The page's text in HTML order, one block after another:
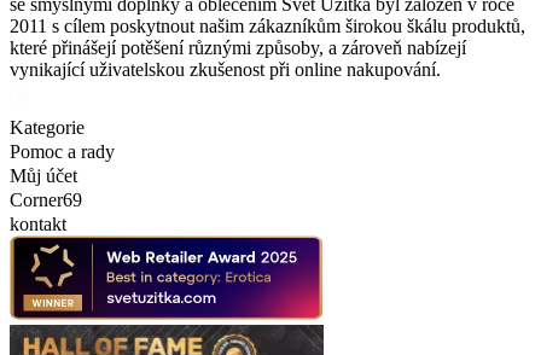
se smyslnými doplňky a oblečením Svet Užitka byl založen v roce
2011 s cílem poskytnout našim zákazníkům širokou škálu produktů,
které přinášejí potěšení různými způsoby, a zároveň nabízejí
vynikající uživatelskou zkušenost při online nakupování.
Kategorie
Pomoc a rady
Můj účet
Corner69
kontakt